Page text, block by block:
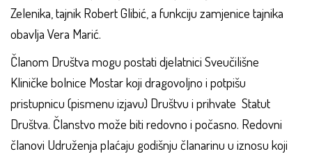
Zelenika, tajnik Robert Glibić, a funkciju zamjenice tajnika
obavlja Vera Marić.
Članom Društva mogu postati djelatnici Sveučilišne
Kliničke bolnice Mostar koji dragovoljno i potpišu
pristupnicu (pismenu izjavu) Društvu i prihvate Statut
Društva. Članstvo može biti redovno i počasno. Redovni
članovi Udruženja plaćaju godišnju članarinu u iznosu koji